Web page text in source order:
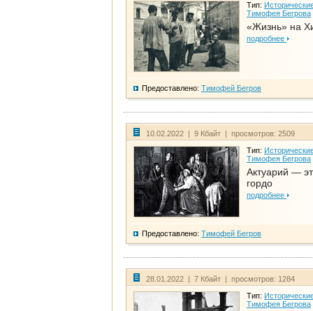
Тип:
Тимофея Бегрова
«Жизнь» на
подробнее
Предоставлено: Тимофей Бегров
10.02.2022 | 9 Кбайт | просмотров: 2509
Тип:
Тимофея Бегрова
Актуарий —
гордо
подробнее
Предоставлено: Тимофей Бегров
28.01.2022 | 7 Кбайт | просмотров: 1284
Тип:
Тимофея Бегрова